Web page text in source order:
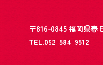
〒816-0845 福岡県春
TEL.092-584-9512